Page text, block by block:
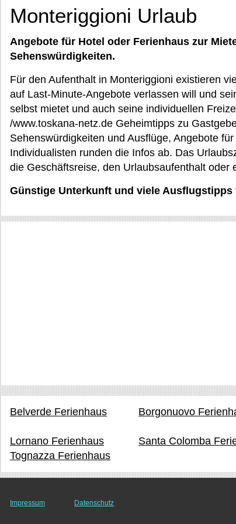
Monteriggioni Urlaub
Angebote für Hotel oder Ferienhaus zur
Sehenswürdigkeiten.
Für den Aufenthalt in Monteriggioni existieren
auf Last-Minute-Angebote verlassen will und
selbst mietet und auch seine individuellen
/www.toskana-netz.de Geheimtipps zu
Sehenswürdigkeiten und Ausflüge, Angebote
Individualisten runden die Infos ab. Das
die Geschäftsreise, den Urlaubsaufenthalt oder
Günstige Unterkunft und viele
Belverde Ferienhaus Borgonuovo
Lornano Ferienhaus
Santa Colomba
Tognazza Ferienhaus
Impressum Datenschutz